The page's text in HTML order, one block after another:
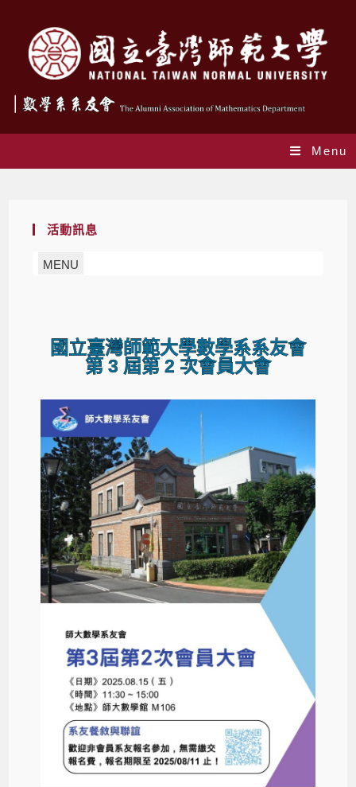
Menu
活動訊息
MENU
國立臺灣師範大學數學系系友會
第 3 屆第 2 次會員大會